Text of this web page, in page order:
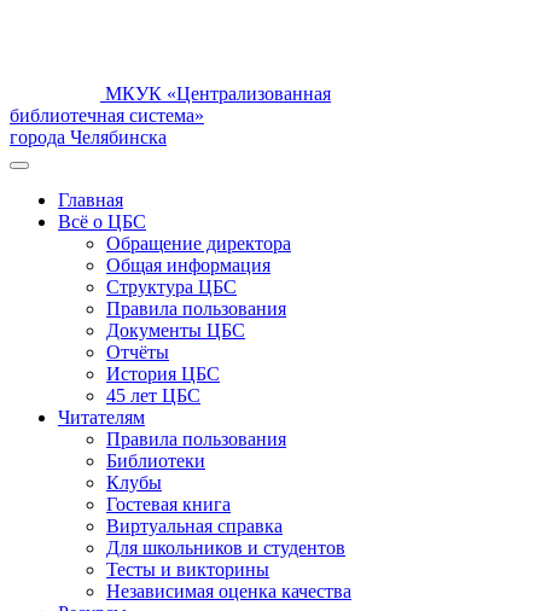
МКУК «Централизованная
библиотечная система»
города Челябинска
Главная
Всё о ЦБС
Обращение директора
Общая информация
Структура ЦБС
Правила пользования
Документы ЦБС
Отчёты
История ЦБС
45 лет ЦБС
Читателям
Правила пользования
Библиотеки
Клубы
Гостевая книга
Виртуальная справка
Для школьников и студентов
Тесты и викторины
Независимая оценка качества